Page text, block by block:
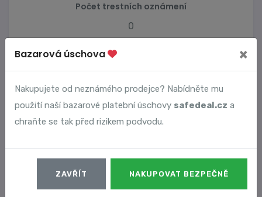
Počet trestních oznámení
0
Vyhledané podvody
DETAIL
9292 29. 01. 2024
Bazarová úschova ×
Nakupujete od neznámého prodejce? Nabídněte mu
použití naší bazarové platební úschovy safedeal.cz a
chraňte se tak před rizikem podvodu.
ZAVŘÍT NAKUPOVAT BEZPEČNĚ